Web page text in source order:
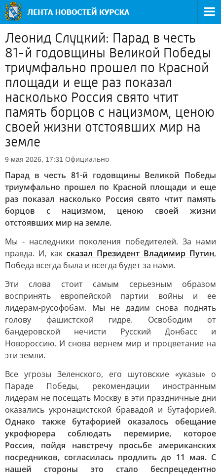
Леонид Слуцкий: Парад в честь
81-й годовщины Великой Победы
триумфально прошел по Красной
площади и еще раз показал
насколько Россия свято чтит
память борцов с нацизмом, ценою
своей жизни отстоявших мир на
земле
9 мая 2026, 17:31 Официально
Парад в честь 81-й годовщины Великой Победы
триумфально прошел по Красной площади и еще
раз показал насколько Россия свято чтит память
борцов с нацизмом, ценою своей жизни
отстоявших мир на земле.
Мы - наследники поколения победителей. За нами
правда. И, как сказал Президент Владимир Путин,
Победа всегда была и всегда будет за нами.
Эти слова стоит самым серьезным образом
воспринять европейской партии войны и ее
лидерам-русофобам. Мы не дадим снова поднять
голову фашистской гидре. Освободим от
бандеровской нечисти Русский Донбасс и
Новороссию. И снова вернем мир и процветание на
эти земли.
Все угрозы Зеленского, его шутовские «указы» о
Параде Победы, рекомендации иностранным
лидерам не посещать Москву в эти праздничные дни
оказались укронацистской бравадой и бутафорией.
Однако также бутафорией оказалось обещание
укрофюрера соблюдать перемирие, которое
Россия, пойдя навстречу просьбе американских
посредников, согласилась продлить до 11 мая. С
нашей стороны это стало беспрецедентно